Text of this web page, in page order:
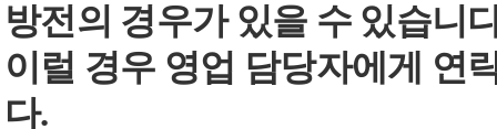
방전의 경우가 있을 수 있습니
이럴 경우 영업 담당자에게 연
다.